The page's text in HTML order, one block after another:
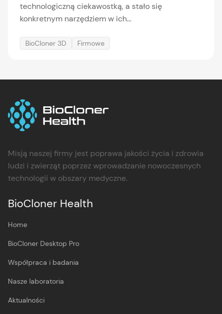
technologiczną ciekawostką, a stało się
konkretnym narzędziem w ich...
BioCloner 3D Firmowe
Misją naszej firmy jest poprawa jakości życia i zdrowia
ludzi i zwierząt poprzez wprowadzanie nowoczesnych
technologii w obszary medyczne.
BioCloner Health
Home
BioCloner Desktop Pro
Współpraca i badania
Nasze laboratoria
Aktualności